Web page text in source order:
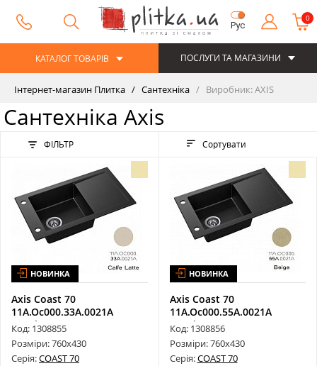
Рус
0
КАТАЛОГ ТОВАРІВ ПОСЛУГИ ТА МАГАЗИНИ
Інтернет-магазин Плитка Сантехніка Виробник: AXIS
Сантехніка Axis
ФІЛЬТР Сортувати
НОВИНКА
Axis Coast 70
11A.Oc000.33A.0021A
Гранітне Миття, Ca...
Код: 1308855
Розміри: 760х430
Серія:COAST 70
НОВИНКА
Axis Coast 70
11A.Oc000.55A.0021A
Гранітне Миття, Be...
Код: 1308856
Розміри: 760х430
Серія:COAST 70